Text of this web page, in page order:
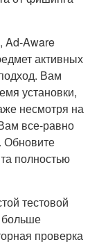
Ad-Aware
активных
Вам
установки,
несмотря на
все-равно
Обновите
полностью
тестовой
больше
проверка